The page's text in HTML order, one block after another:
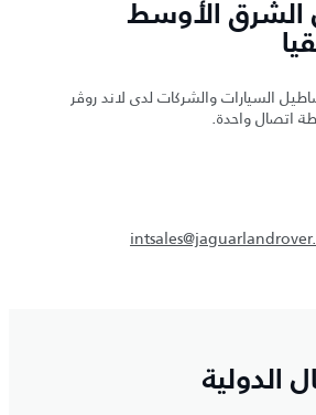
الشرق الأوسط
السيارات والشركات لدى لاند روڤر
اتصال واحدة.
الدولية